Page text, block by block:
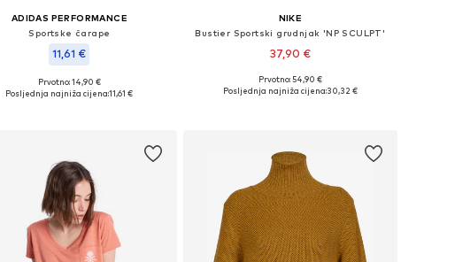
ADIDAS PERFORMANCE
Sportske čarape
11,61 €
Prvotno: 14,90 €
Posljednja najniža cijena:11,61 €
NIKE
Bustier Sportski grudnjak 'NP SCULPT'
37,90 €
Dostupne veličine: XS, M, L, XL
Prvotno: 54,90 €
Posljednja najniža cijena:30,32 €